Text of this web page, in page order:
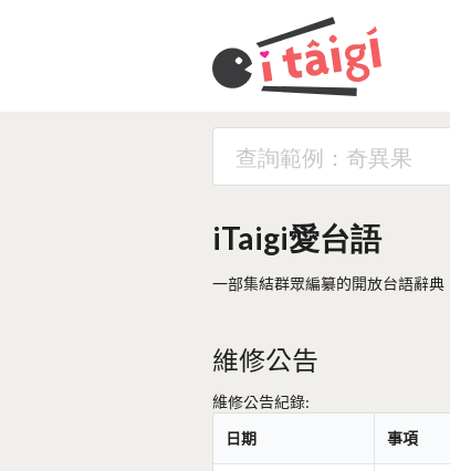
iTaigi愛台語
一部集結群眾編纂的開放台語辭典
維修公告
維修公告紀錄:
日期
事項